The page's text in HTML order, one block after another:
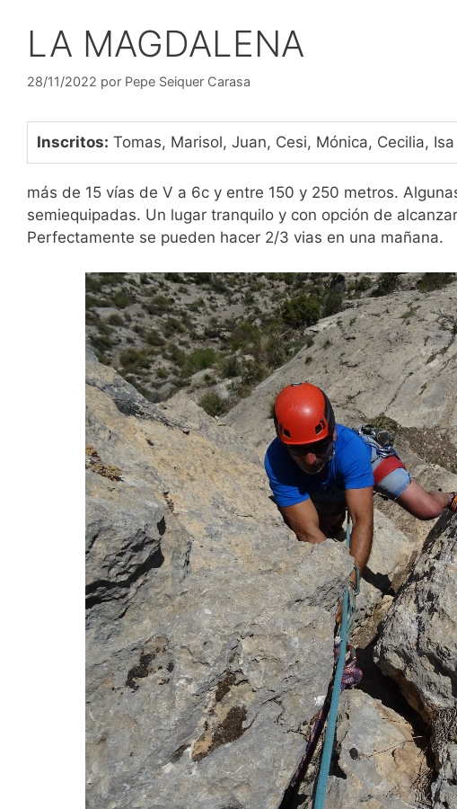
LA MAGDALENA
28/11/2022 por Pepe Seiquer Carasa
Inscritos: Tomas, Marisol, Juan, Cesi, Mónica, Cecilia,
más de 15 vías de V a 6c y entre 150 y 250 metros.
semiequipadas. Un lugar tranquilo y con opción de
Perfectamente se pueden hacer 2/3 vias en una mañana.